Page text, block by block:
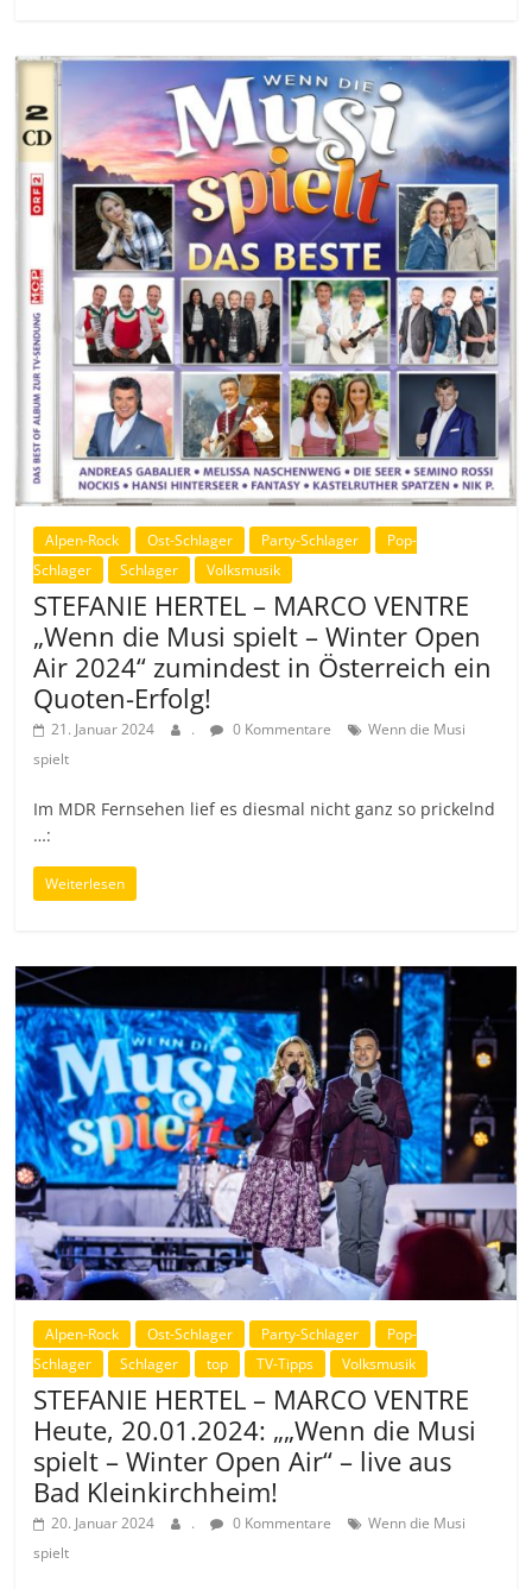
Alpen-Rock Ost-Schlager Party-Schlager
Pop-
Schlager
Schlager Volksmusik
STEFANIE HERTEL – MARCO VENTRE
„Wenn die Musi spielt – Winter Open
Air 2024“ zumindest in Österreich ein
Quoten-Erfolg!
21. Januar 2024 . 0 Kommentare
Wenn die Musi
spielt
Im MDR Fernsehen lief es diesmal nicht ganz so prickelnd
…:
Weiterlesen
Alpen-Rock Ost-Schlager Party-Schlager
Pop-
Schlager
Schlager top TV-Tipps Volksmusik
STEFANIE HERTEL – MARCO VENTRE
Heute, 20.01.2024: „„Wenn die Musi
spielt – Winter Open Air“ – live aus
Bad Kleinkirchheim!
20. Januar 2024 . 0 Kommentare
Wenn die Musi
spielt